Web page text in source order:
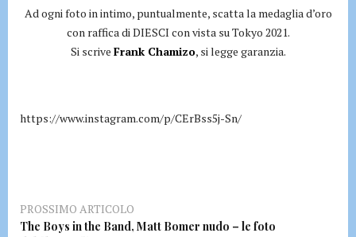
Ad ogni foto in intimo, puntualmente, scatta la medaglia d’oro
con raffica di DIESCI con vista su Tokyo 2021.
Si scrive Frank Chamizo, si legge garanzia.
https://www.instagram.com/p/CErBss5j-Sn/
PROSSIMO ARTICOLO
The Boys in the Band, Matt Bomer nudo – le foto